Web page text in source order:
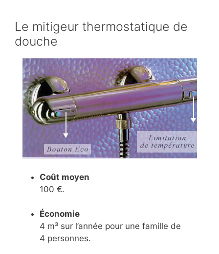
Le mitigeur thermostatique de
douche
Coût moyen
100 €.
Économie
4 m³ sur l’année pour une famille de
4 personnes.